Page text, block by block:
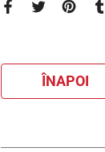
ÎNAPOI